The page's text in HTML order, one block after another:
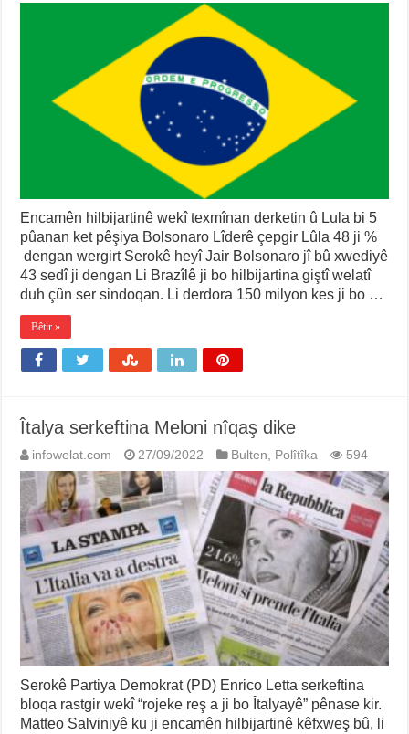
Encamên hilbijartinê wekî texmînan derketin û Lula bi 5
pûanan ket pêşiya Bolsonaro Lîderê çepgir Lûla 48 ji %
dengan wergirt Serokê heyî Jair Bolsonaro jî bû xwediyê
43 sedî ji dengan Li Brazîlê ji bo hilbijartina giştî welatî
duh çûn ser sindoqan. Li derdora 150 milyon kes ji bo …
Bêtir »
Îtalya serkeftina Meloni nîqaş dike
infowelat.com 27/09/2022 Bulten Polîtîka 594
Serokê Partiya Demokrat (PD) Enrico Letta serkeftina
bloqa rastgir wekî “rojeke reş a ji bo Îtalyayê” pênase kir.
Matteo Salviniyê ku ji encamên hilbijartinê kêfxweş bû, li